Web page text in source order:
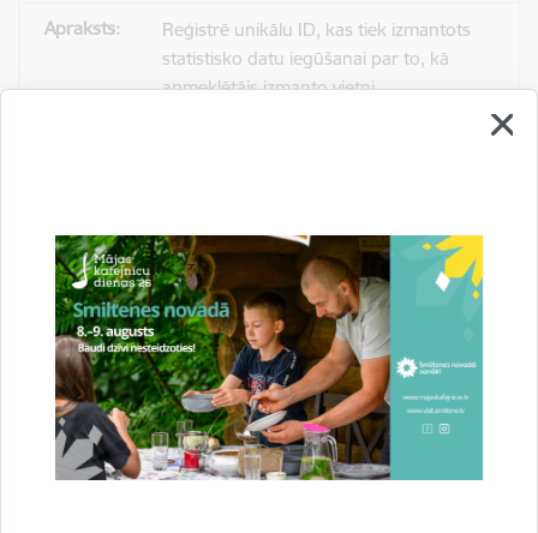
Reģistrē unikālu ID, kas tiek izmantots
statistisko datu iegūšanai par to, kā
apmeklētājs izmanto vietni.
Statistikas sīkdatnes (nepieciešamas, lai
uzlabotu vietnes darbību un
pakalpojumus)
Izmanto Google Analytics, lai samazinātu
pieprasījuma līmeni.
1 minūte